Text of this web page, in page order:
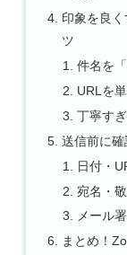
印象を良
ツ
件名を
URLを
丁寧す
送信前に
日付・
宛名・
メール
まとめ！